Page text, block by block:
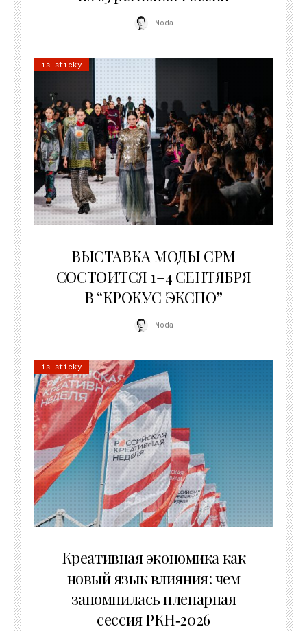
Moda
is sticky
ВЫСТАВКА МОДЫ CPM
СОСТОИТСЯ 1–4 СЕНТЯБРЯ
В “КРОКУС ЭКСПО”
Moda
is sticky
Креативная экономика как
новый язык влияния: чем
запомнилась пленарная
сессия РКН‑2026